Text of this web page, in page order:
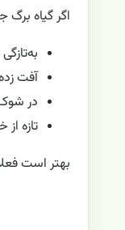
اگر گیاه
آفت
در
تازه
بهتر است